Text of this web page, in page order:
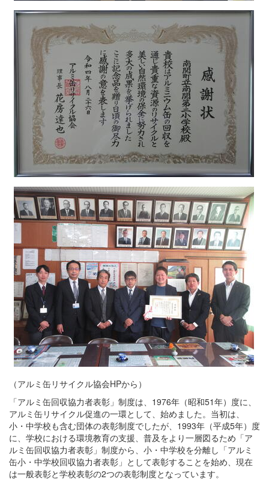
（アルミ缶リサイクル協会HPから）
「アルミ缶回収協力者表彰」制度は、1976年（昭和51年）度に、
アルミ缶リサイクル促進の一環として、始めました。当初は、
小・中学校も含む団体の表彰制度でしたが、1993年（平成5年）度
に、学校における環境教育の支援、普及をより一層図るため「ア
ルミ缶回収協力者表彰」制度から、小・中学校を分離し「アルミ
缶小・中学校回収協力者表彰」として表彰することを始め、現在
は一般表彰と学校表彰の2つの表彰制度となっています。